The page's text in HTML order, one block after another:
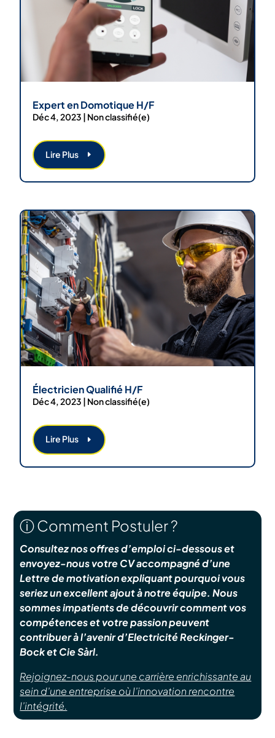
Expert en Domotique H/F
Déc 4, 2023 | Non classifié(e)
Lire Plus
Électricien Qualifié H/F
Déc 4, 2023 | Non classifié(e)
Lire Plus
ⓘ Comment Postuler ?
Consultez nos offres d’emploi ci-dessous et
envoyez-nous votre CV accompagné d’une
Lettre de motivation expliquant pourquoi vous
seriez un excellent ajout à notre équipe. Nous
sommes impatients de découvrir comment vos
compétences et votre passion peuvent
contribuer à l’avenir d’Electricité Reckinger-
Bock et Cie Sàrl.
Rejoignez-nous pour une carrière enrichissante au
sein d’une entreprise où l’innovation rencontre
l’intégrité.